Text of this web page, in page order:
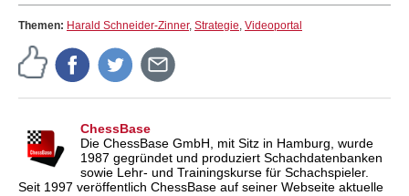
Themen: Harald Schneider-Zinner, Strategie, Videoportal
ChessBase
Die ChessBase GmbH, mit Sitz in Hamburg, wurde
1987 gegründet und produziert Schachdatenbanken
sowie Lehr- und Trainingskurse für Schachspieler.
Seit 1997 veröffentlich ChessBase auf seiner Webseite aktuelle